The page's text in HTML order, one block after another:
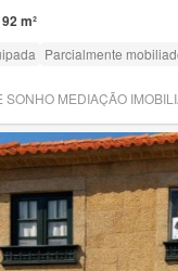
92 m²
Parcialmente
MEDIAÇÃO